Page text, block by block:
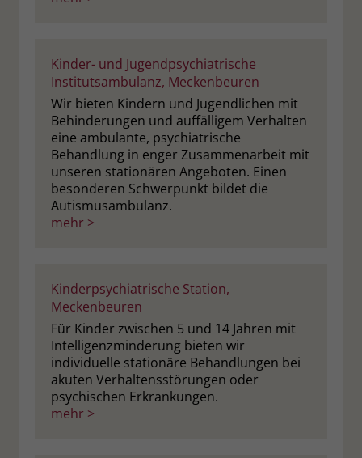
Kinder- und Jugendpsychiatrische
Institutsambulanz, Meckenbeuren
Wir bieten Kindern und Jugendlichen mit
Behinderungen und auffälligem Verhalten
eine ambulante, psychiatrische
Behandlung in enger Zusammenarbeit mit
unseren stationären Angeboten. Einen
besonderen Schwerpunkt bildet die
Autismusambulanz.
mehr >
Kinderpsychiatrische Station,
Meckenbeuren
Für Kinder zwischen 5 und 14 Jahren mit
Intelligenzminderung bieten wir
individuelle stationäre Behandlungen bei
akuten Verhaltensstörungen oder
psychischen Erkrankungen.
mehr >
nur platziert, um Daten an das
Unternehmen zurückzusenden.